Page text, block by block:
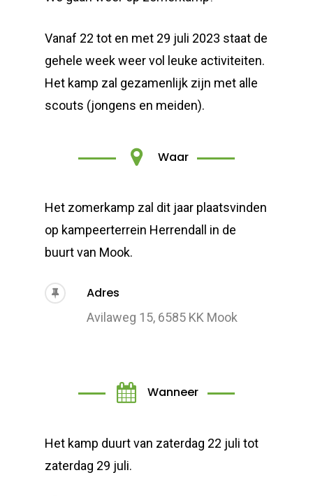
Vanaf 22 tot en met 29 juli 2023 staat de
gehele week weer vol leuke activiteiten.
Het kamp zal gezamenlijk zijn met alle
scouts (jongens en meiden).
Waar
Het zomerkamp zal dit jaar plaatsvinden
op kampeerterrein Herrendall in de
buurt van Mook.
Adres
Avilaweg 15, 6585 KK Mook
Wanneer
Het kamp duurt van zaterdag 22 juli tot
zaterdag 29 juli.